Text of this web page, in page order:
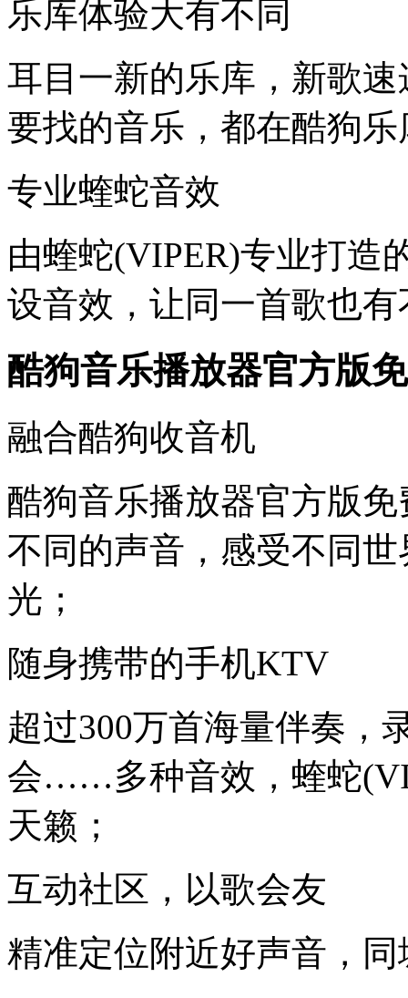
乐库体验大有不同
耳目一新的乐库，新歌
要找的音乐，都在酷狗乐
专业蝰蛇音效
由蝰蛇(VIPER)专业打造
设音效，让同一首歌也
酷狗音乐播放器官方版
融合酷狗收音机
酷狗音乐播放器官方版
不同的声音，感受不同
光；
随身携带的手机KTV
超过300万首海量伴奏，
会……多种音效，蝰蛇
天籁；
互动社区，以歌会友
精准定位附近好声音，